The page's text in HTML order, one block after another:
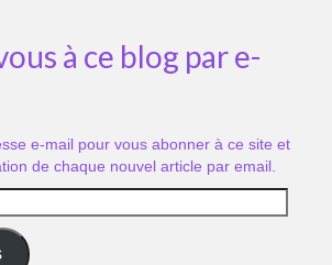
à ce blog par e-
e-mail pour vous abonner à ce site et
de chaque nouvel article par email.